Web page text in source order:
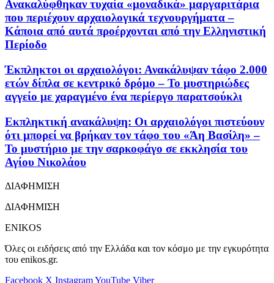
Ανακαλύφθηκαν τυχαία «μοναδικά» μαργαριτάρια
που περιέχουν αρχαιολογικά τεχνουργήματα –
Κάποια από αυτά προέρχονται από την Ελληνιστική
Περίοδο
Έκπληκτοι οι αρχαιολόγοι: Ανακάλυψαν τάφο 2.000
ετών δίπλα σε κεντρικό δρόμο – Το μυστηριώδες
αγγείο με χαραγμένο ένα περίεργο παρατσούκλι
Εκπληκτική ανακάλυψη: Οι αρχαιολόγοι πιστεύουν
ότι μπορεί να βρήκαν τον τάφο του «Άη Βασίλη» –
Το μυστήριο με την σαρκοφάγο σε εκκλησία του
Αγίου Νικολάου
ΔΙΑΦΗΜΙΣΗ
ΔΙΑΦΗΜΙΣΗ
ENIKOS
Όλες οι ειδήσεις από την Ελλάδα και τον κόσμο με την εγκυρότητα
του enikos.gr.
Facebook X InstagramYouTube Viber